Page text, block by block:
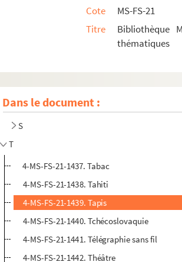
Cote
MS-FS-21
Titre
Bibliothèque
thématiques
Dans le document :
N-O
P
R
S
T
4-MS-FS-21-1437. Tabac
4-MS-FS-21-1438. Tahiti
4-MS-FS-21-1439. Tapis
4-MS-FS-21-1440. Tchécoslovaquie
4-MS-FS-21-1441. Télégraphie sans fil
4-MS-FS-21-1442. Théâtre